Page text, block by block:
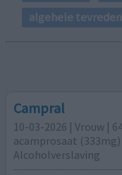
algehele
Campral
10-03-2026 | Vrouw |
acamprosaat (333mg)
Alcoholverslaving